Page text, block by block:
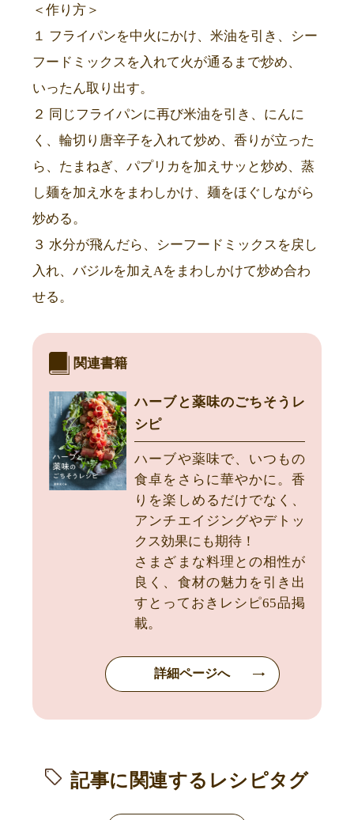
＜作り方＞
１ フライパンを中火にかけ、米油を引き、シー
フードミックスを入れて火が通るまで炒め、
いったん取り出す。
２ 同じフライパンに再び米油を引き、にんに
く、輪切り唐辛子を入れて炒め、香りが立った
ら、たまねぎ、パプリカを加えサッと炒め、蒸
し麺を加え水をまわしかけ、麺をほぐしながら
炒める。
３ 水分が飛んだら、シーフードミックスを戻し
入れ、バジルを加えAをまわしかけて炒め合わ
せる。
関連書籍
ハーブと薬味のごちそうレ
シピ
ハーブや薬味で、いつもの
食卓をさらに華やかに。香
りを楽しめるだけでなく、
アンチエイジングやデトッ
クス効果にも期待！
さまざまな料理との相性が
良く、食材の魅力を引き出
すとっておきレシピ65品掲
載。
詳細ページへ
記事に関連するレシピタグ